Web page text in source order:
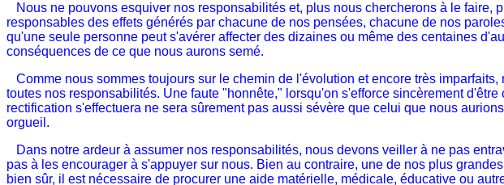
Nous ne pouvons esquiver nos responsabilités et, plus nous chercherons à le faire,
responsables des effets générés par chacune de nos pensées, chacune de nos
qu'une seule personne peut s'avérer affecter des dizaines ou même des centaines
conséquences de ce que nous aurons semé.
Comme nous sommes toujours sur le chemin de l'évolution et encore très
toutes nos responsabilités. Une faute "honnête," lorsqu'on s'efforce sincèrement
rectification s'effectuera ne sera sûrement pas aussi sévère que celui que nous
orgueil.
Dans notre ardeur à assumer nos responsabilités, nous devons veiller à ne pas
pas à les encourager à s'appuyer sur nous. Bien au contraire, une de nos plus
bien sûr, il est nécessaire de procurer une aide matérielle, médicale, éducative ou